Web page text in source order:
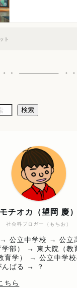
ト
検索
社会科ブロガー（もちお）
モチオカ（望岡 慶）
→ 公立中学校 → 公立
部） → 東大院（教
育学） → 公立中学
ばる → ？
ちら